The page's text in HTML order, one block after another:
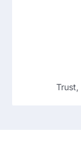
Trust,